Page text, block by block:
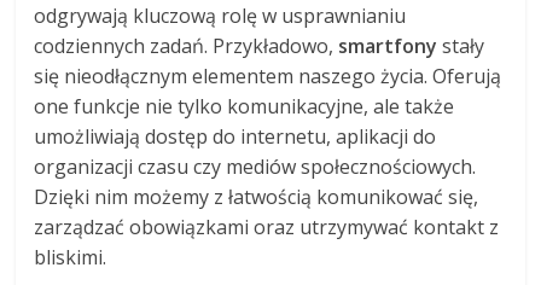
odgrywają kluczową rolę w usprawnianiu
codziennych zadań. Przykładowo, smartfony stały
się nieodłącznym elementem naszego życia. Oferują
one funkcje nie tylko komunikacyjne, ale także
umożliwiają dostęp do internetu, aplikacji do
organizacji czasu czy mediów społecznościowych.
Dzięki nim możemy z łatwością komunikować się,
zarządzać obowiązkami oraz utrzymywać kontakt z
bliskimi.